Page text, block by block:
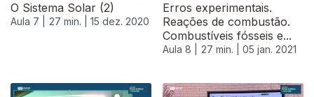
O Sistema Solar (2)
Aula 7 | 27 min. | 15 dez. 2020
Erros experimentais.
Reações de combustão.
Combustíveis fósseis e...
Aula 8 | 27 min. | 05 jan. 2021